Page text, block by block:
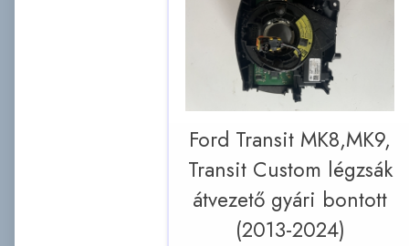
Ford Transit MK8,MK9,
Transit Custom légzsák
átvezető gyári bontott
(2013-2024)